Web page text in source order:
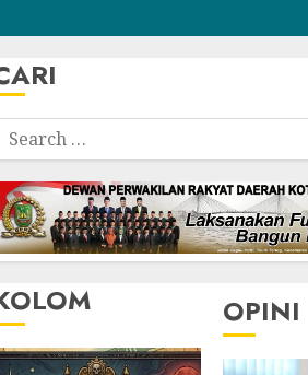
Search
OPINI